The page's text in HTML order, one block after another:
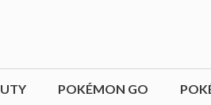
POKÉMON GO